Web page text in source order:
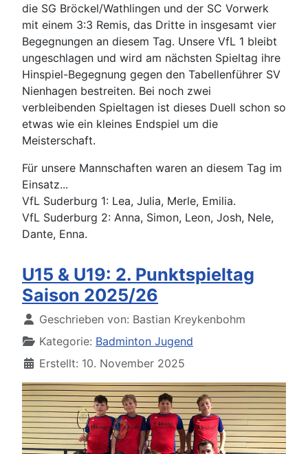
die SG Bröckel/Wathlingen und der SC Vorwerk
mit einem 3:3 Remis, das Dritte in insgesamt vier
Begegnungen an diesem Tag. Unsere VfL 1 bleibt
ungeschlagen und wird am nächsten Spieltag ihre
Hinspiel-Begegnung gegen den Tabellenführer SV
Nienhagen bestreiten. Bei noch zwei
verbleibenden Spieltagen ist dieses Duell schon so
etwas wie ein kleines Endspiel um die
Meisterschaft.
Für unsere Mannschaften waren an diesem Tag im
Einsatz...
VfL Suderburg 1: Lea, Julia, Merle, Emilia.
VfL Suderburg 2: Anna, Simon, Leon, Josh, Nele,
Dante, Enna.
U15 & U19: 2. Punktspieltag
Saison 2025/26
Details
Geschrieben von: Bastian Kreykenbohm
Kategorie: Badminton Jugend
Erstellt: 10. November 2025